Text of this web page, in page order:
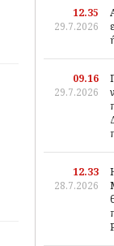
12.35
29.7.2026
09.16
29.7.2026
12.33
28.7.2026